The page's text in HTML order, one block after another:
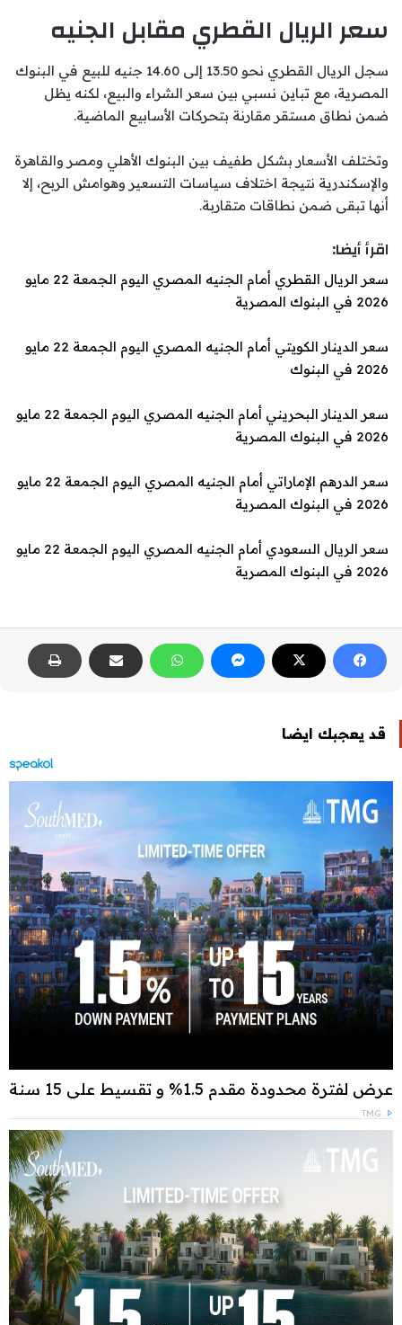
سعر الريال القطري مقابل الجنيه
سجل الريال القطري نحو 13.50 إلى 14.60 جنيه للبيع في البنوك
المصرية، مع تباين نسبي بين سعر الشراء والبيع، لكنه يظل
ضمن نطاق مستقر مقارنة بتحركات الأسابيع الماضية.
وتختلف الأسعار بشكل طفيف بين البنوك الأهلي ومصر والقاهرة
والإسكندرية نتيجة اختلاف سياسات التسعير وهوامش الربح، إلا
أنها تبقى ضمن نطاقات متقاربة.
اقرأ أيضا:
سعر الريال القطري أمام الجنيه المصري اليوم الجمعة 22 مايو
2026 في البنوك المصرية
سعر الدينار الكويتي أمام الجنيه المصري اليوم الجمعة 22 مايو
2026 في البنوك
سعر الدينار البحريني أمام الجنيه المصري اليوم الجمعة 22 مايو
2026 في البنوك المصرية
سعر الدرهم الإماراتي أمام الجنيه المصري اليوم الجمعة 22 مايو
2026 في البنوك المصرية
سعر الريال السعودي أمام الجنيه المصري اليوم الجمعة 22 مايو
2026 في البنوك المصرية
قد يعجبك ايضا
عرض لفترة محدودة مقدم 1.5% و تقسيط علي 15 سنة
TMG